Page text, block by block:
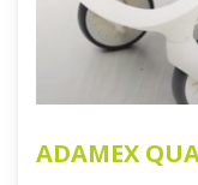
ADAMEX